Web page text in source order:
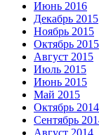
Июнь 2016
Декабрь 2015
Ноябрь 2015
Октябрь 2015
Август 2015
Июль 2015
Июнь 2015
Май 2015
Октябрь 2014
Сентябрь